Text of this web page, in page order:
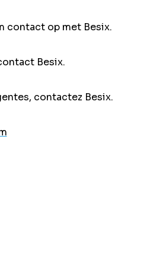
contact op met Besix.
Besix.
contactez Besix.